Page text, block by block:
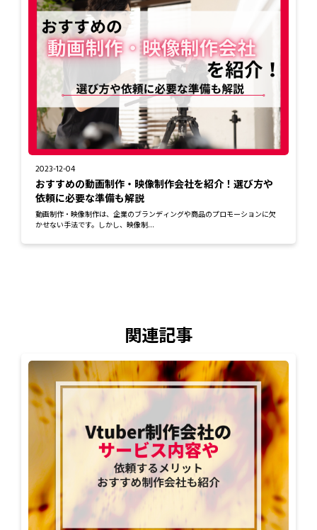
2023-12-04
おすすめの動画制作・映像制作会社を紹介！選び方や
依頼に必要な準備も解説
動画制作・映像制作は、企業のブランディングや商品のプロモーションに欠
かせない手法です。しかし、映像制...
関連記事